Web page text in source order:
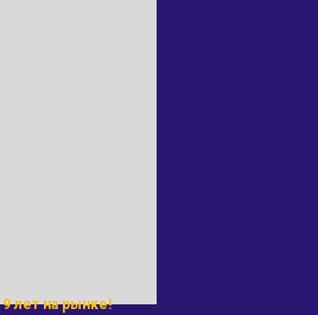
9 лет на рынке!